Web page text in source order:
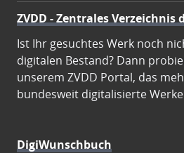
ZVDD - Zentrales
Ist Ihr gesuchtes Werk noch
digitalen Bestand? Dann
unserem ZVDD Portal, das
bundesweit digitalisierte
DigiWunschbuch